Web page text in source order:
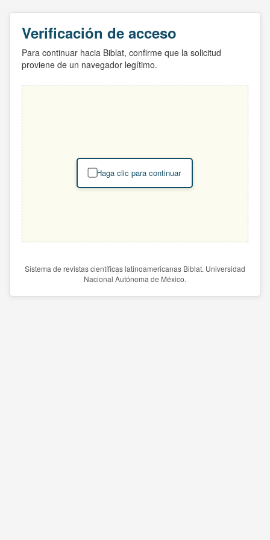
Verificación de acceso
Para continuar hacia Biblat, confirme que la solicitud
proviene de un navegador legítimo.
Haga clic para continuar
Sistema de revistas científicas latinoamericanas Biblat. Universidad
Nacional Autónoma de México.